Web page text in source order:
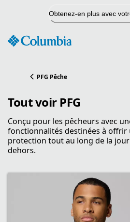
Obtenez-en plus avec
PFG Pêche
Tout voir PFG
Conçu pour les pêcheurs avec
fonctionnalités destinées à
protection tout au long de la
dehors.